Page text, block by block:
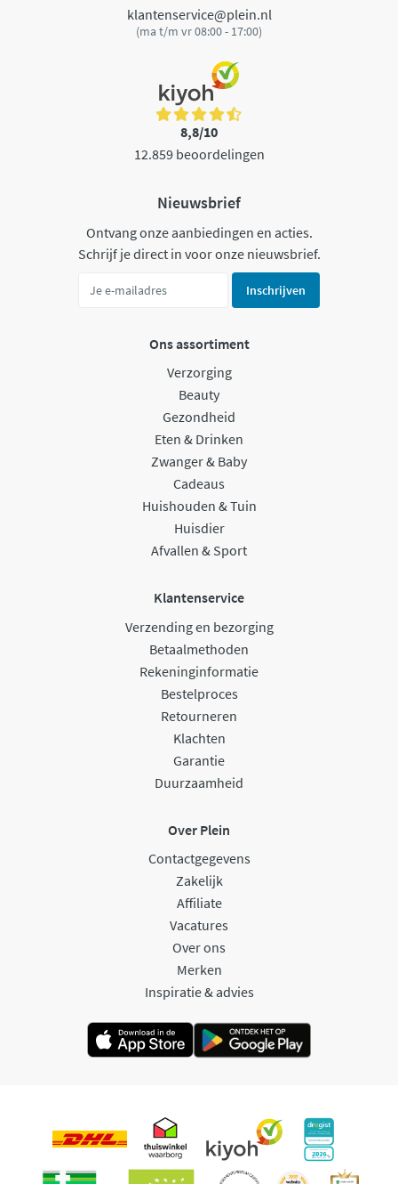
klantenservice@plein.nl
(ma t/m vr 08:00 - 17:00)
8,8/10
12.859 beoordelingen
Nieuwsbrief
Ontvang onze aanbiedingen en acties.
Schrijf je direct in voor onze nieuwsbrief.
Inschrijven
Ons assortiment
Verzorging
Beauty
Gezondheid
Eten & Drinken
Zwanger & Baby
Cadeaus
Huishouden & Tuin
Huisdier
Afvallen & Sport
Klantenservice
Verzending en bezorging
Betaalmethoden
Rekeninginformatie
Bestelproces
Retourneren
Klachten
Garantie
Duurzaamheid
Over Plein
Contactgegevens
Zakelijk
Affiliate
Vacatures
Over ons
Merken
Inspiratie & advies